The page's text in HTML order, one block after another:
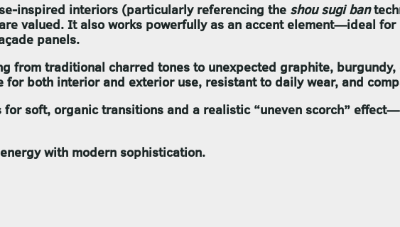
inspired interiors (particularly referencing the shou sugi ban
valued. It also works powerfully as an accent element—ideal
panels.
from traditional charred tones to unexpected graphite,
both interior and exterior use, resistant to daily wear, and
soft, organic transitions and a realistic “uneven scorch”
with modern sophistication.